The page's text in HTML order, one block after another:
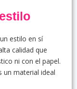
estilo en sí
calidad que
ni con el papel.
un material ideal